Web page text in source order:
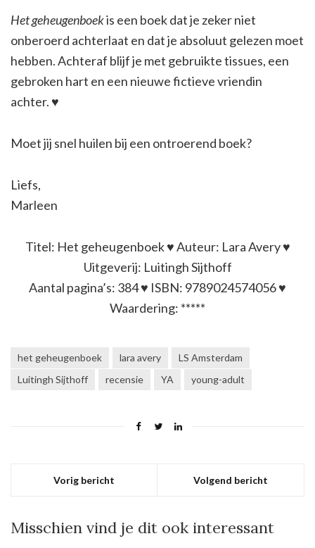
Het geheugenboekis een boek dat je zeker niet
onberoerd achterlaat en dat je absoluut gelezen moet
hebben. Achteraf blijf je met gebruikte tissues, een
gebroken hart en een nieuwe fictieve vriendin
achter. ♥
Moet jij snel huilen bij een ontroerend boek?
Liefs,
Marleen
Titel: Het geheugenboek ♥ Auteur: Lara Avery ♥
Uitgeverij: Luitingh Sijthoff
Aantal pagina’s: 384 ♥ ISBN: 9789024574056 ♥
Waardering: *****
het geheugenboek lara avery
LS Amsterdam
Luitingh Sijthoff
recensie YA young-adult
Vorig bericht Volgend bericht
Misschien vind je dit ook interessant